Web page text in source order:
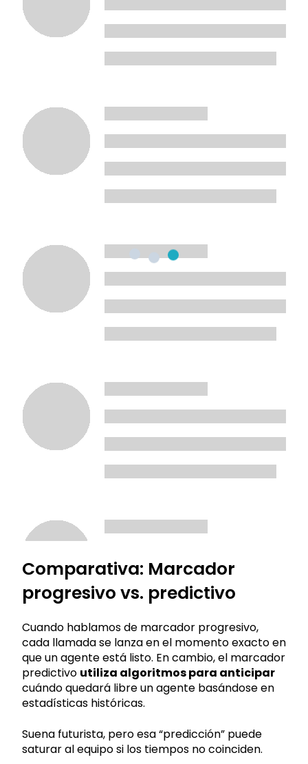
Comparativa: Marcador
progresivo vs. predictivo
Cuando hablamos de marcador progresivo,
cada llamada se lanza en el momento exacto en
que un agente está listo. En cambio, el marcador
predictivo utiliza algoritmos para anticipar
cuándo quedará libre un agente basándose en
estadísticas históricas.
Suena futurista, pero esa “predicción” puede
saturar al equipo si los tiempos no coinciden.